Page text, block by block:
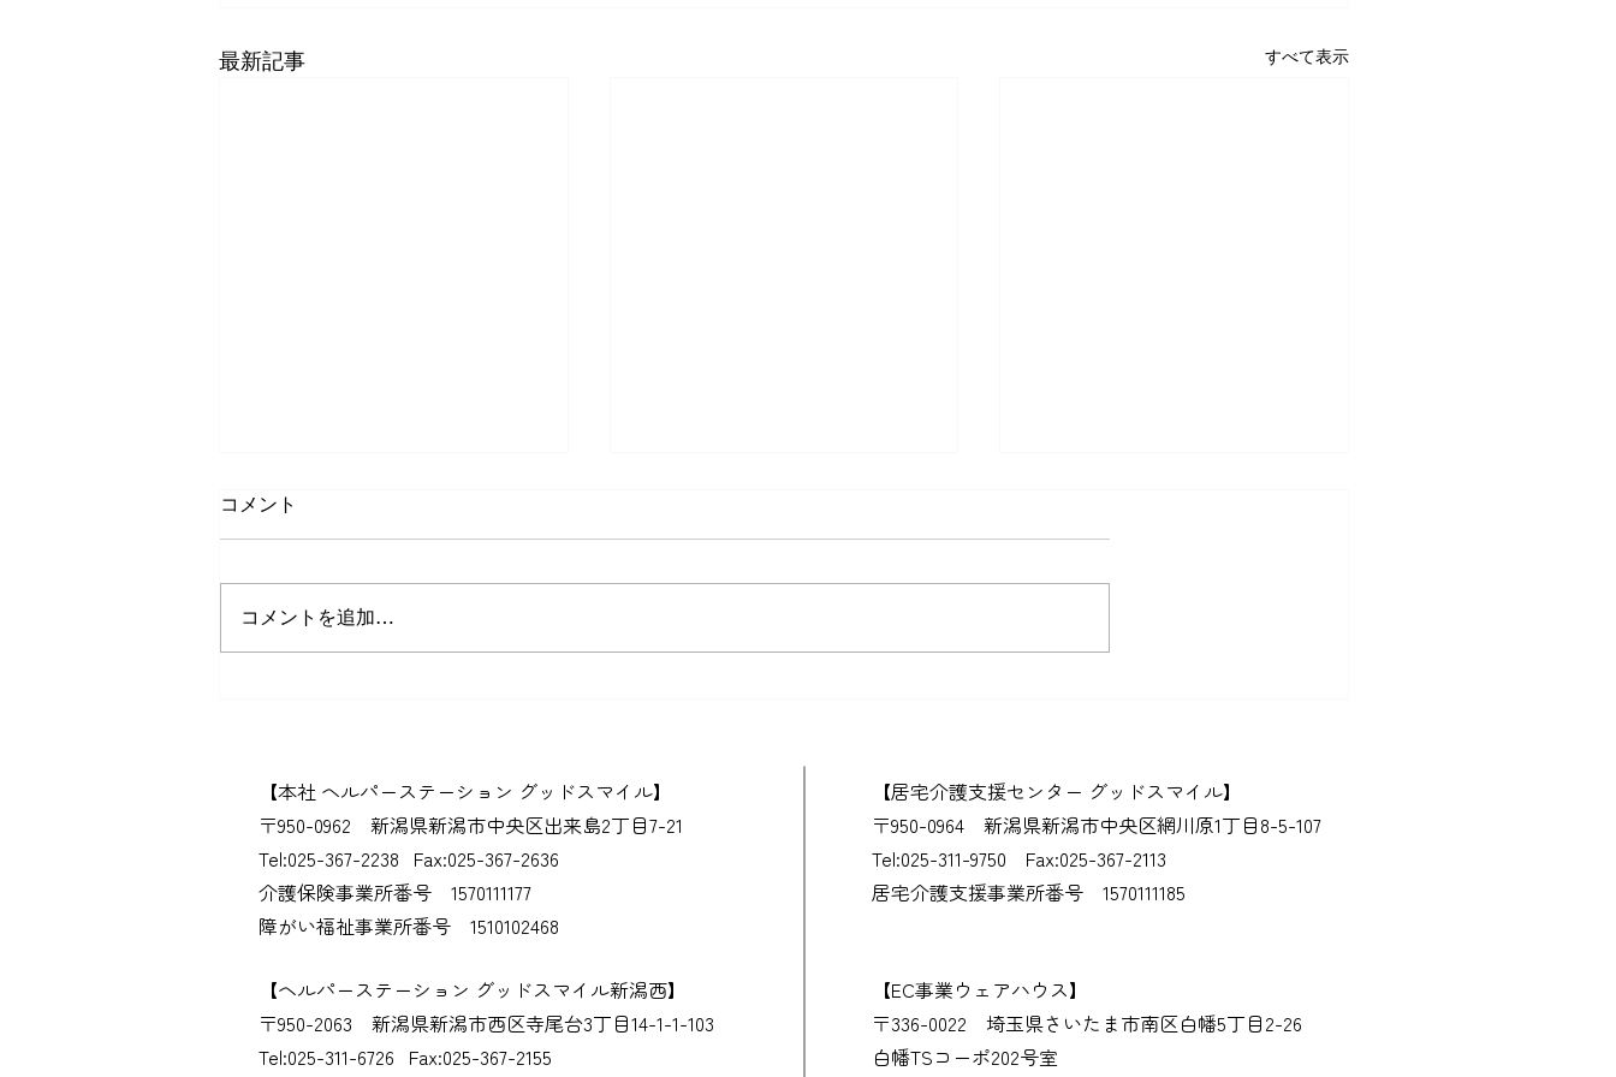
最新記事 すべて表示
父との外出
コメント
コメントを追加…
​【本社 ヘルパーステーション グッドスマイル】
​〒950-0962​ 新潟県新潟市中央区出来島2丁目7-21
Tel:025-367-2238 Fax:025-367-2636
介護保険事業所番号 1570111177
​障がい福祉事業所番号 1510102468
​【居宅介護支援センター グッドスマイル】
​〒950-0964 新潟県新潟市中央区網川原1丁目8-5-107
​Tel:025-311-9750 Fax:025-367-2113
居宅介護支援事業所番号 1570111185
​【ヘルパーステーション グッドスマイル新潟西】
​〒950-2063​ 新潟県新潟市西区寺尾台3丁目14-1-1-103
Tel:025-311-6726 Fax:025-367-2155
​【EC事業ウェアハウス】
〒336-0022 埼玉県さいたま市南区白幡5丁目2-26
​白幡TSコーポ202号室​​